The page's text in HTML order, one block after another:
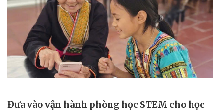
Đưa vào vận hành phòng học STEM cho học